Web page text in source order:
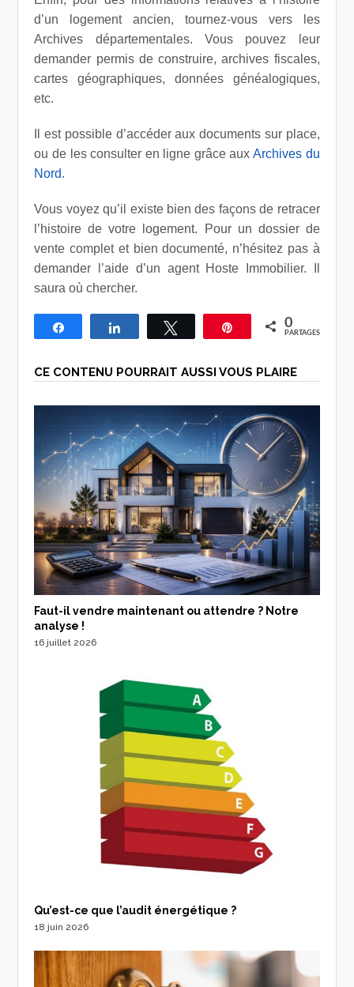
d’un logement ancien, tournez-vous vers les
Archives départementales. Vous pouvez leur
demander permis de construire, archives fiscales,
cartes géographiques, données généalogiques,
etc.
Il est possible d’accéder aux documents sur place,
ou de les consulter en ligne grâce auxArchives du
Nord.
Vous voyez qu’il existe bien des façons de retracer
l’histoire de votre logement. Pour un dossier de
vente complet et bien documenté, n’hésitez pas à
demander l’aide d’un agent Hoste Immobilier. Il
saura où chercher.
Partagez Partagez Tweetez Épingle 0
PARTAGES
CE CONTENU POURRAIT AUSSI VOUS PLAIRE
Faut-il vendre maintenant ou attendre ? Notre
analyse !
16 juillet 2026
Qu’est-ce que l’audit énergétique ?
18 juin 2026